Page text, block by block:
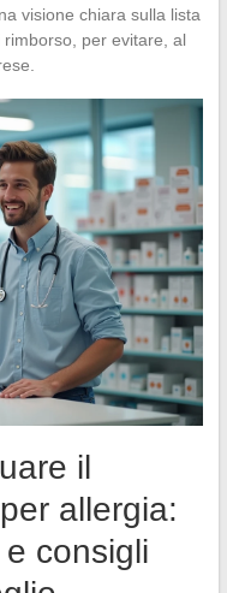
visione chiara sulla lista
per evitare, al
il
allergia:
consigli